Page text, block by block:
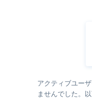
アクティブユー
ませんでした。